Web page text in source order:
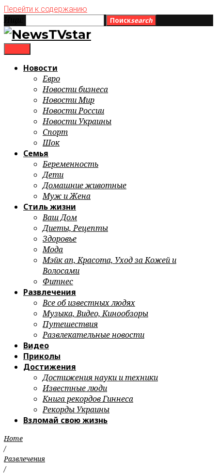
Перейти к содержанию
Поискsearch
Новости
Евро
Новости бизнеса
Новости Мир
Новости России
Новости Украины
Спорт
Шок
Семья
Беременность
Дети
Домашние животные
Муж и Жена
Стиль жизни
Ваш Дом
Диеты, Рецепты
Здоровье
Мода
Мэйк ап, Красота, Уход за Кожей и
Волосами
Фитнес
Развлечения
Все об известных людях
Музыка, Видео, Кинообзоры
Путешествия
Развлекательные новости
Видео
Приколы
Достижения
Достижения науки и техники
Известные люди
Книга рекордов Гиннеса
Рекорды Украины
Взломай свою жизнь
Home
/
Развлечения
/